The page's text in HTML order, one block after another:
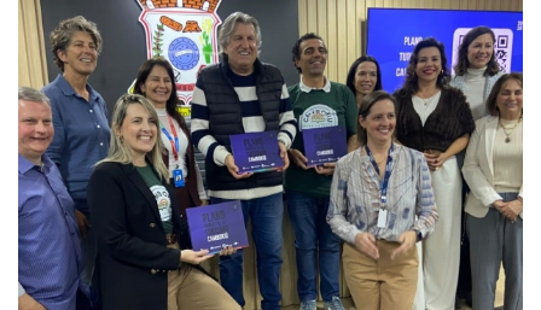
Prefeitura apresenta projeto da Praça do Pescador à comunidade na
próxima quinta-feira (13/08)
BALNEÁRIO PIÇARRAS